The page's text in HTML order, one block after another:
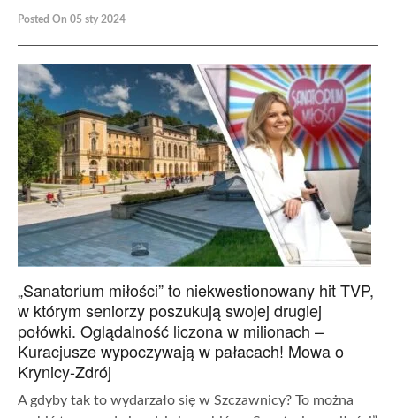
Posted On 05 sty 2024
„Sanatorium miłości” to niekwestionowany hit TVP,
w którym seniorzy poszukują swojej drugiej
połówki. Oglądalność liczona w milionach –
Kuracjusze wypoczywają w pałacach! Mowa o
Krynicy-Zdrój
A gdyby tak to wydarzało się w Szczawnicy? To można